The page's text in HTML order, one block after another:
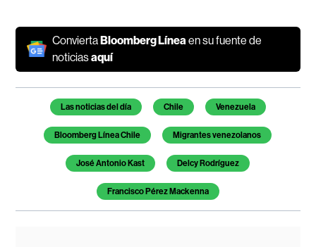
ConviertaBloomberg Línea en su fuente de
noticiasaquí
Temas de este artículo
Las noticias del día Chile Venezuela
Bloomberg Línea Chile Migrantes venezolanos
José Antonio Kast Delcy Rodríguez
Francisco Pérez Mackenna